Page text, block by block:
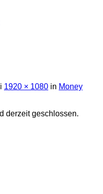
1920 × 1080 in Money
derzeit geschlossen.